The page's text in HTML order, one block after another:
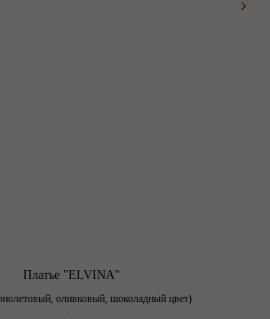
Платье "ELVINA"
оливковый, шоколадный цвет)